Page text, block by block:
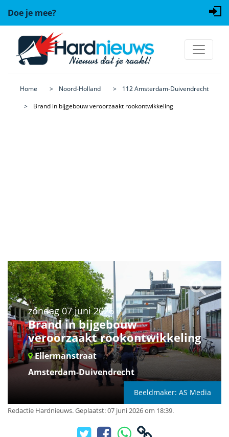
Doe je mee?
Home Noord-Holland
112 Amsterdam-Duivendrecht
Brand in bijgebouw veroorzaakt rookontwikkeling
zondag 07 juni 2026
Brand in bijgebouw
veroorzaakt rookontwikkeling
Ellermanstraat
Amsterdam-Duivendrecht
Beeldmaker: AS Media
Redactie Hardnieuws.Geplaatst: 07 juni 2026 om 18:39.